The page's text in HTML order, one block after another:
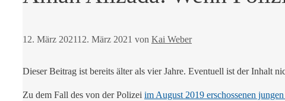
12. März 202112. März 2021 von Kai Weber
Dieser Beitrag ist bereits älter als vier Jahre. Eventuell ist der Inhalt
Zu dem Fall des von der Polizei im August 2019 erschossenen